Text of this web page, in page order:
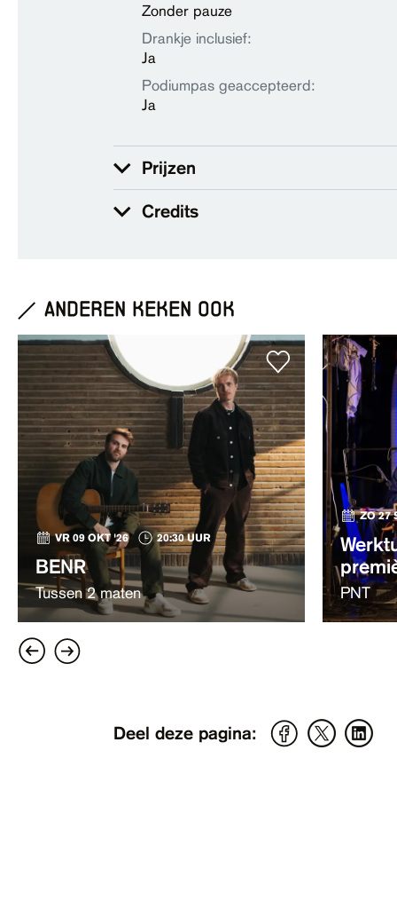
Zonder pauze
Drankje inclusief:
Ja
Podiumpas geaccepteerd:
Ja
Prijzen
Credits
anderen keken ook
VR 09 OKT '26 20:30 UUR
BENR
Tussen 2 maten
ZO 27
PNT
Deel deze pagina: